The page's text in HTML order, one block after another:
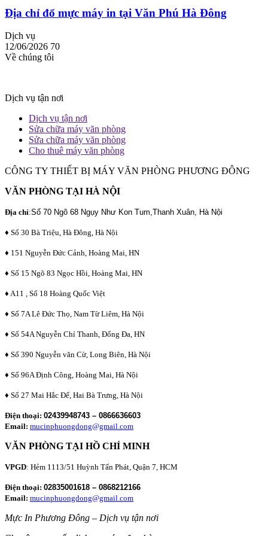
Địa chỉ đổ mực máy in tại Văn Phú Hà Đông
Dịch vụ
12/06/2026 70
Về chúng tôi
Dịch vụ tận nơi
Dịch vụ tận nơi
Sửa chữa máy văn phòng
Sửa chữa máy văn phòng
Cho thuê máy văn phòng
CÔNG TY THIẾT BỊ MÁY VĂN PHÒNG PHƯƠNG ĐÔNG
VĂN PHÒNG TẠI HÀ NỘI
Địa chỉ:Số 70 Ngõ 68 Ngụy Như Kon Tum,Thanh Xuân, Hà Nội
♦ Số 30 Bà Triệu, Hà Đông, Hà Nội
♦ 151 Nguyễn Đức Cảnh, Hoàng Mai, HN
♦ Số 15 Ngõ 83 Ngọc Hồi, Hoàng Mai, HN
♦ A11 , Số 18 Hoàng Quốc Việt
♦ Số 7A Lê Đức Thọ, Nam Từ Liêm, Hà Nội
♦ Số 54A Nguyễn Chí Thanh, Đống Đa, HN
♦ Số 390 Nguyễn văn Cừ, Long Biên, Hà Nội
♦ Số 96A Định Công, Hoàng Mai, Hà Nội
♦ Số 27 Mai Hắc Đế, Hai Bà Trưng, Hà Nội
Điện thoại: 02439948743 – 0866636603
Email: mucinphuongdong@gmail.com
VĂN PHÒNG TẠI HỒ CHÍ MINH
VPGD: Hẻm 1113/51 Huỳnh Tấn Phát, Quận 7, HCM
Điện thoại: 02835001618 – 0868212166
Email: mucinphuongdong@gmail.com
Mực In Phương Đông – Dịch vụ tận nơi